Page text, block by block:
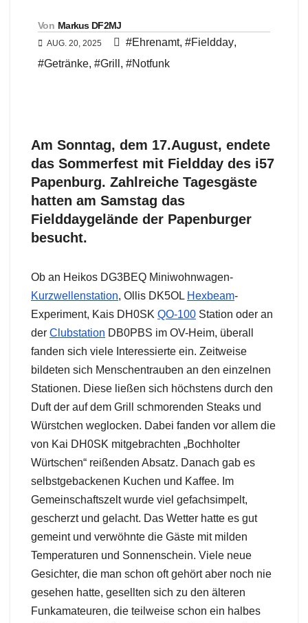
Von Markus DF2MJ
AUG. 20, 2025 #Ehrenamt, #Fieldday,
#Getränke, #Grill , #Notfunk
Am Sonntag, dem 17.August, endete
das Sommerfest mit Fieldday des i57
Papenburg. Zahlreiche Tagesgäste
hatten am Samstag das
Fielddaygelände der Papenburger
besucht.
Ob an Heikos DG3BEQ Miniwohnwagen-
Kurzwellenstation, Ollis DK5OL Hexbeam-
Experiment, Kais DH0SK QO-100 Station oder an
der Clubstation DB0PBS im OV-Heim, überall
fanden sich viele Interessierte ein. Zeitweise
bildeten sich Menschentrauben an den einzelnen
Stationen. Diese ließen sich höchstens durch den
Duft der auf dem Grill schmorenden Steaks und
Würstchen weglocken. Dabei fanden vor allem die
von Kai DH0SK mitgebrachten „Bochholter
Würtschen“ reißenden Absatz. Danach gab es
selbstgebackenen Kuchen und Kaffee. Im
Gemeinschaftszelt wurde viel gefachsimpelt,
gescherzt und gelacht. Das Wetter hatte es gut
gemeint und verwöhnte die Gäste mit milden
Temperaturen und Sonnenschein. Viele neue
Gesichter, die man schon oft gehört aber noch nie
gesehen hatte, gesellten sich zu den älteren
Funkamateuren, die teilweise schon ein halbes